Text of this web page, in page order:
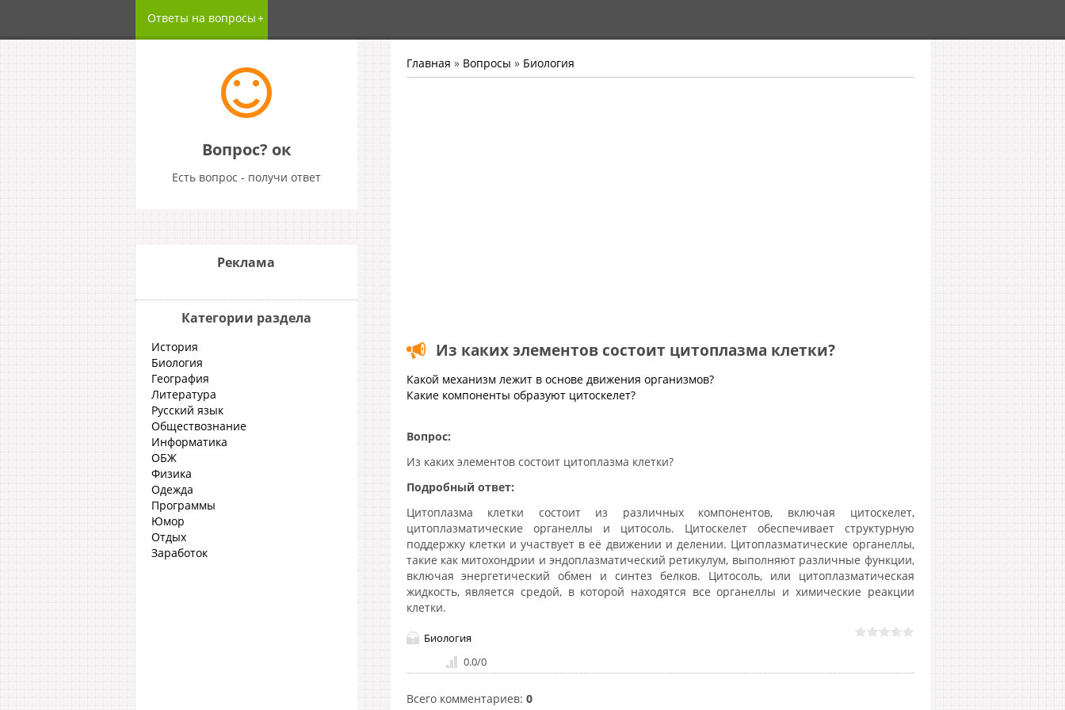
Ответы на вопросы
Вопрос? ок
Есть вопрос - получи ответ
Главная » Вопросы » Биология
Из каких элементов состоит цитоплазма клетки?
Какой механизм лежит в основе движения организмов?
Какие компоненты образуют цитоскелет?
Вопрос:
Из каких элементов состоит цитоплазма клетки?
Подробный ответ:
Цитоплазма клетки состоит из различных компонентов, включая цитоскелет,
цитоплазматические органеллы и цитосоль. Цитоскелет обеспечивает структурную
поддержку клетки и участвует в её движении и делении. Цитоплазматические органеллы,
такие как митохондрии и эндоплазматический ретикулум, выполняют различные функции,
включая энергетический обмен и синтез белков. Цитосоль, или цитоплазматическая
жидкость, является средой, в которой находятся все органеллы и химические реакции
клетки.
Биология
0.0/0
Всего комментариев: 0
Реклама
Категории раздела
История
Биология
География
Литература
Русский язык
Обществознание
Информатика
ОБЖ
Физика
Одежда
Программы
Юмор
Отдых
Заработок